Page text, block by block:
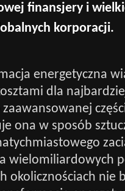
finansjery i
korporacji.
energetyczna
dla
zaawansowanej
ona w sposób
wielomiliardowych
okolicznościach nie